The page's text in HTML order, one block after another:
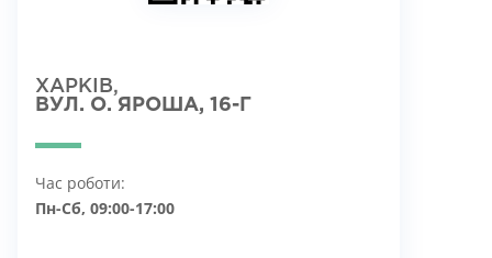
ХАРКІВ,
ВУЛ. О. ЯРОША, 16-Г
Час роботи:
Пн-Сб, 09:00-17:00